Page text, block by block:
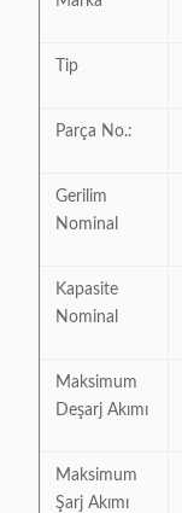
Tip
Parça No.:
Gerilim
Nominal
Kapasite
Nominal
Maksimum
Deşarj Akımı
Maksimum
Şarj Akımı